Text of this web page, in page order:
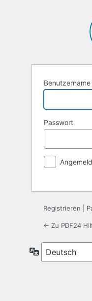
Passwort
Registrieren
← Zu PDF24
Sprache